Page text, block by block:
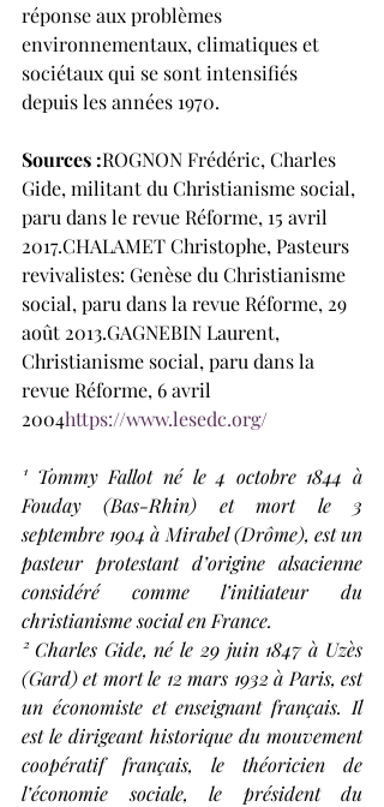
réponse aux problèmes
environnementaux, climatiques et
sociétaux qui se sont intensifiés
depuis les années 1970.
Sources :ROGNON Frédéric, Charles
Gide, militant du Christianisme social,
paru dans le revue Réforme, 15 avril
2017.CHALAMET Christophe, Pasteurs
revivalistes: Genèse du Christianisme
social, paru dans la revue Réforme, 29
août 2013.GAGNEBIN Laurent,
Christianisme social, paru dans la
revue Réforme, 6 avril
2004https://www.lesedc.org/
¹ Tommy Fallot né le 4 octobre 1844 à
Fouday (Bas-Rhin) et mort le 3
septembre 1904 à Mirabel (Drôme), est un
pasteur protestant d’origine alsacienne
considéré comme l’initiateur du
christianisme social en France.
² Charles Gide, né le 29 juin 1847 à Uzès
(Gard) et mort le 12 mars 1932 à Paris, est
un économiste et enseignant français. Il
est le dirigeant historique du mouvement
coopératif français, le théoricien de
l’économie sociale, le président du